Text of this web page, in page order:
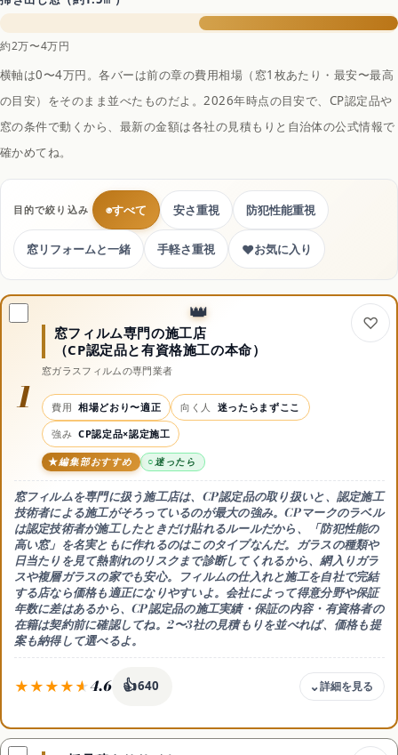
約2万〜4万円
横軸は0〜4万円。各バーは前の章の費用相場（窓1枚あたり・最安〜最高
の目安）をそのまま並べたものだよ。2026年時点の目安で、CP認定品や
窓の条件で動くから、最新の金額は各社の見積もりと自治体の公式情報で
確かめてね。
目的で絞り込み ◉すべて 安さ重視 防犯性能重視
窓リフォームと一緒 手軽さ重視 ♥お気に入り
1
窓フィルム専門の施工店
（CP認定品と有資格施工の本命）
窓ガラスフィルムの専門業者
費用 相場どおり〜適正 向く人
迷ったらまずここ
強み CP認定品×認定施工
編集部おすすめ 迷ったら
窓フィルムを専門に扱う施工店は、 CP認定品の取り扱いと、認定施工
技術者による施工がそろっているのが最大の強み。CPマークのラベル
は認定技術者が施工したときだけ貼れるルールだから、「防犯性能の
高い窓」を名実ともに作れるのはこのタイプなんだ。ガラスの種類や
日当たりを見て熱割れのリスクまで診断してくれるから、網入りガラ
スや複層ガラスの家でも安心。フィルムの仕入れと施工を自社で完結
する店なら価格も適正になりやすいよ。会社によって得意分野や保証
年数に差はあるから、CP認定品の施工実績・保証の内容・有資格者の
在籍は契約前に確認してね。2〜3社の見積もりを並べれば、価格も提
案も納得して選べるよ。
4.6 👍640
費用感
相場どおり〜適正になりやすい